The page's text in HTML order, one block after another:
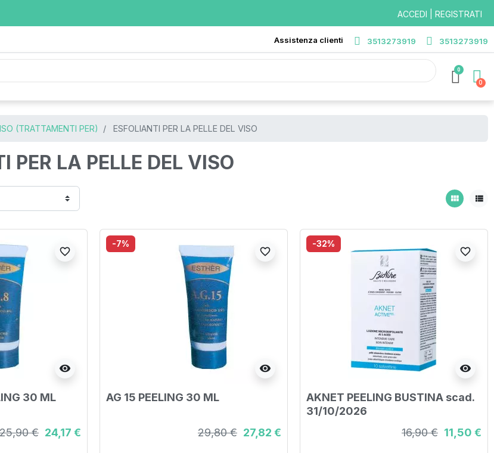
ACCEDI | REGISTRATI
Assistenza clienti 3513273919 3513273919
0
(TRATTAMENTI PER) ESFOLIANTI PER LA PELLE DEL VISO
PER LA PELLE DEL VISO
view_module view_list
visibility
favorite_border
30 ML
25,90 € 24,17 €
-7%
visibility
favorite_border
AG 15 PEELING 30 ML
29,80 € 27,82 €
-32%
visibility
favorite_border
AKNET PEELING BUSTINA scad.
31/10/2026
16,90 € 11,50 €